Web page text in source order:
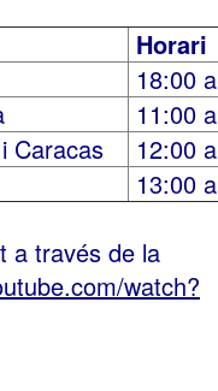
Horari
18:00
11:00
Caracas
12:00
13:00
a través de la
watch?